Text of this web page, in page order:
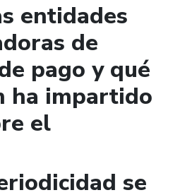
entidades
de
pago y qué
ha impartido
el
se